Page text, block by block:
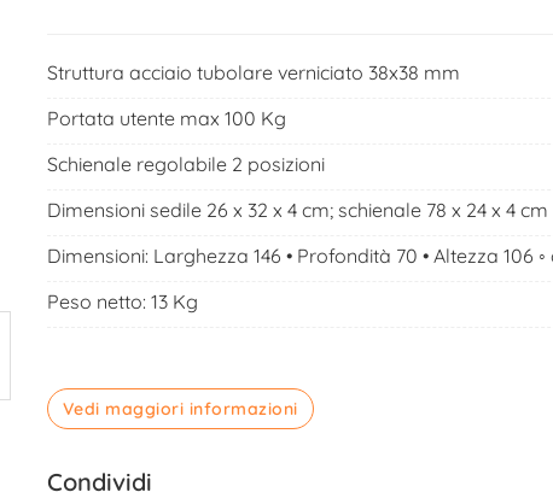
Struttura acciaio tubolare verniciato 38x38 mm
Portata utente max 100 Kg
Schienale regolabile 2 posizioni
Dimensioni sedile 26 x 32 x 4 cm; schienale 78 x 24 x 4 cm
Dimensioni: Larghezza 146 • Profondità 70 • Altezza 106 ◦
Peso netto: 13 Kg
Vedi maggiori informazioni
Condividi